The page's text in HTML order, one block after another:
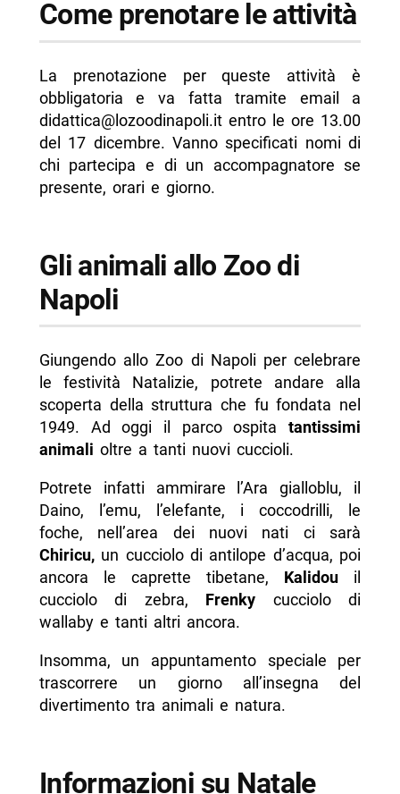
Come prenotare le attività
La prenotazione per queste attività è
obbligatoria e va fatta tramite email a
didattica@lozoodinapoli.it entro le ore 13.00
del 17 dicembre. Vanno specificati nomi di
chi partecipa e di un accompagnatore se
presente, orari e giorno.
Gli animali allo Zoo di
Napoli
Giungendo allo Zoo di Napoli per celebrare
le festività Natalizie, potrete andare alla
scoperta della struttura che fu fondata nel
1949. Ad oggi il parco ospita tantissimi
animali oltre a tanti nuovi cuccioli.
Potrete infatti ammirare l’Ara gialloblu, il
Daino, l’emu, l’elefante, i coccodrilli, le
foche, nell’area dei nuovi nati ci sarà
Chiricu, un cucciolo di antilope d’acqua, poi
ancora le caprette tibetane, Kalidou il
cucciolo di zebra, Frenky cucciolo di
wallaby e tanti altri ancora.
Insomma, un appuntamento speciale per
trascorrere un giorno all’insegna del
divertimento tra animali e natura.
Informazioni su Natale